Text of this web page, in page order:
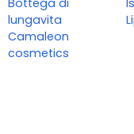
lungavita
Camaleon
cosmetics